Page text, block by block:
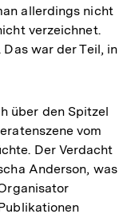
allerdings nicht
verzeichnet.
war der Teil, in
über den Spitzel
vom
Der Verdacht
Anderson, was